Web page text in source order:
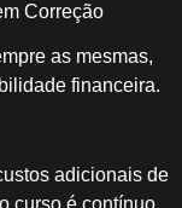
Correção
as mesmas,
financeira.
adicionais de
curso é contínuo.